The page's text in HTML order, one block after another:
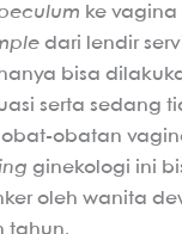
ke vagina
dari lendir
hanya bisa
serta sedang
obatan
ginekologi ini
oleh wanita
tahun.